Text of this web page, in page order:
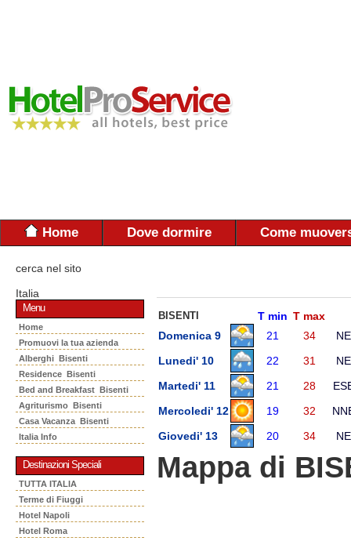
Home Dove dormire Come
cerca nel sito
Italia
Menu
Home
Promuovi la tua azienda
Alberghi Bisenti
Residence Bisenti
Bed and Breakfast Bisenti
Agriturismo Bisenti
Casa Vacanza Bisenti
Italia Info
Destinazioni Speciali
TUTTA ITALIA
Terme di Fiuggi
Hotel Napoli
Hotel Roma
BISENTI T min T max
Domenica 9
21 34
NE
Lunedi' 10
22 31
NE
Martedi' 11
21 28
Mercoledi' 12
19 32
Giovedi' 13
20 34 NE
Mappa di